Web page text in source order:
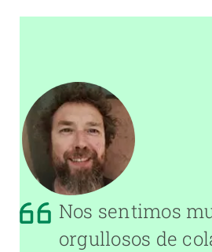
Nos sentimos
orgullosos de